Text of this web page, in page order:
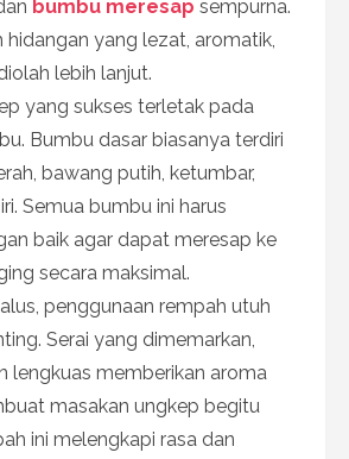
bumbu meresap sempurna.
hidangan yang lezat, aromatik,
lebih lanjut.
yang sukses terletak pada
Bumbu dasar biasanya terdiri
bawang putih, ketumbar,
Semua bumbu ini harus
baik agar dapat meresap ke
secara maksimal.
penggunaan rempah utuh
Serai yang dimemarkan,
lengkuas memberikan aroma
masakan ungkep begitu
ini melengkapi rasa dan